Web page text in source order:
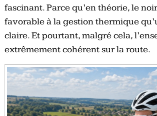
fascinant. Parce qu’en théorie, le
favorable à la gestion thermique
claire. Et pourtant, malgré cela,
extrêmement cohérent sur la route.